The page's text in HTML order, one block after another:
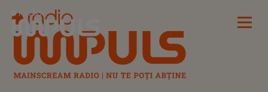
Radio Impuls